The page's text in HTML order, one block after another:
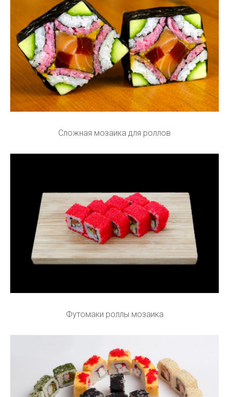
Сложная мозаика для роллов
Футомаки роллы мозаика